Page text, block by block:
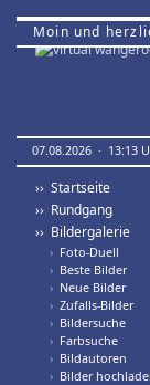
Moin und
07.08.2026 · 13:13
›› Startseite
›› Rundgang
›› Bildergalerie
› Foto-Duell
› Beste Bilder
› Neue Bilder
› Zufalls-Bilder
› Bildersuche
› Farbsuche
› Bildautoren
› Bilder